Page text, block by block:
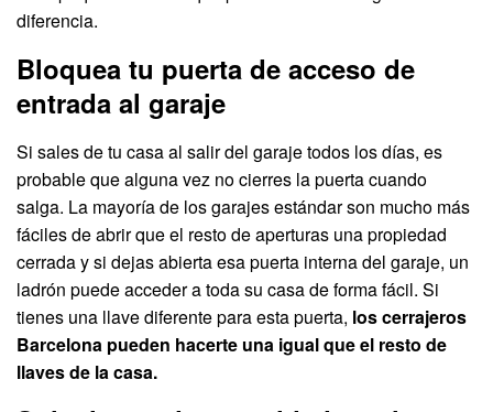
diferencia.
Bloquea tu puerta de acceso de
entrada al garaje
Si sales de tu casa al salir del garaje todos los días, es
probable que alguna vez no cierres la puerta cuando
salga. La mayoría de los garajes estándar son mucho más
fáciles de abrir que el resto de aperturas una propiedad
cerrada y si dejas abierta esa puerta interna del garaje, un
ladrón puede acceder a toda su casa de forma fácil. Si
tienes una llave diferente para esta puerta, los cerrajeros
Barcelona pueden hacerte una igual que el resto de
llaves de la casa.